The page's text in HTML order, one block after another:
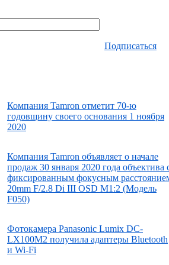
Подписаться
Компания Tamron отметит 70-ю
годовщину своего основания 1 ноября
2020
Компания Tamron объявляет о начале
продаж 30 января 2020 года объектива
фиксированным фокусным
20mm F/2.8 Di III OSD M1:2 (Модель
F050)
Фотокамера Panasonic Lumix DC-
LX100M2 получила адаптеры Bluetooth
и Wi-Fi